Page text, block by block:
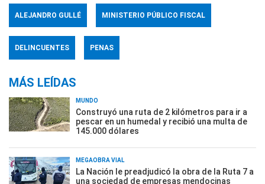
ALEJANDRO GULLÉ MINISTERIO PÚBLICO FISCAL
DELINCUENTES PENAS
MÁS LEÍDAS
MUNDO
Construyó una ruta de 2 kilómetros para ir a
pescar en un humedal y recibió una multa de
145.000 dólares
MEGAOBRA VIAL
La Nación le preadjudicó la obra de la Ruta 7 a
una sociedad de empresas mendocinas